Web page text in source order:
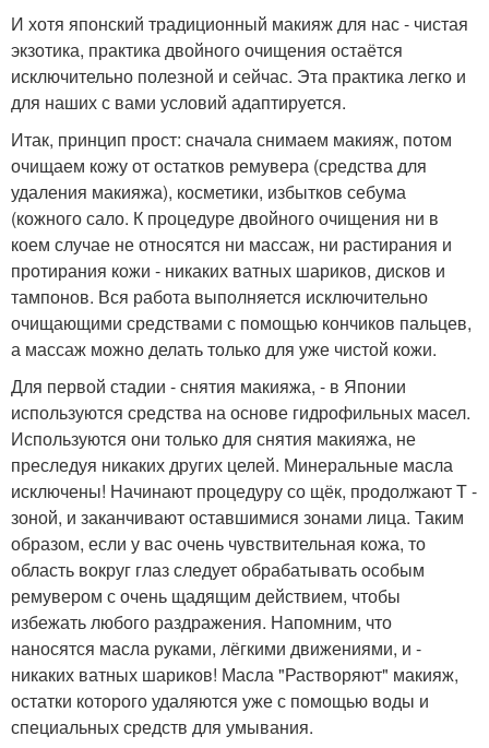
И хотя японский традиционный макияж для нас - чистая
экзотика, практика двойного очищения остаётся
исключительно полезной и сейчас. Эта практика легко и
для наших с вами условий адаптируется.
Итак, принцип прост: сначала снимаем макияж, потом
очищаем кожу от остатков ремувера (средства для
удаления макияжа), косметики, избытков себума
(кожного сало. К процедуре двойного очищения ни в
коем случае не относятся ни массаж, ни растирания и
протирания кожи - никаких ватных шариков, дисков и
тампонов. Вся работа выполняется исключительно
очищающими средствами с помощью кончиков пальцев,
а массаж можно делать только для уже чистой кожи.
Для первой стадии - снятия макияжа, - в Японии
используются средства на основе гидрофильных масел.
Используются они только для снятия макияжа, не
преследуя никаких других целей. Минеральные масла
исключены! Начинают процедуру со щёк, продолжают Т -
зоной, и заканчивают оставшимися зонами лица. Таким
образом, если у вас очень чувствительная кожа, то
область вокруг глаз следует обрабатывать особым
ремувером с очень щадящим действием, чтобы
избежать любого раздражения. Напомним, что
наносятся масла руками, лёгкими движениями, и -
никаких ватных шариков! Масла "Растворяют" макияж,
остатки которого удаляются уже с помощью воды и
специальных средств для умывания.